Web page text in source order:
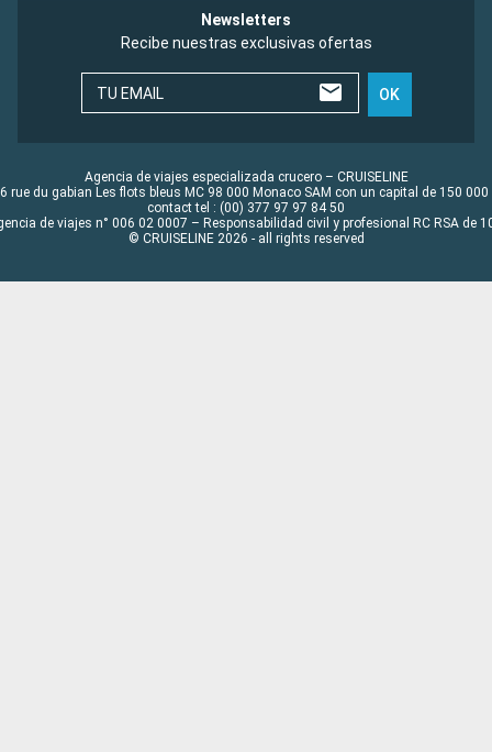
Newsletters
Recibe nuestras exclusivas ofertas
TU EMAIL OK
Agencia de viajes especializada crucero – CRUISELINE
rue du gabian Les flots bleus MC 98 000 Monaco SAM con un capital de 150 000
contact tel : (00) 377 97 97 84 50
de viajes n° 006 02 0007 – Responsabilidad civil y profesional RC RSA de
© CRUISELINE 2026 - all rights reserved